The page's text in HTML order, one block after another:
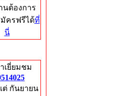
นต้องการ
ครฟรีได้ที่
นี่
เยี่ยมชม
ต่ กันยายน